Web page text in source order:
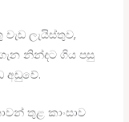
වැඩ ලැයිස්තුව,
නින්දට ගිය පසු
අඩුවේ.
තුළ කාංසාව